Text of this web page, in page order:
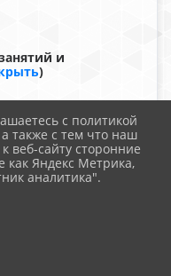
и
)
с политикой
также с тем что наш
веб-сайту сторонние
как Яндекс Метрика,
аналитика".